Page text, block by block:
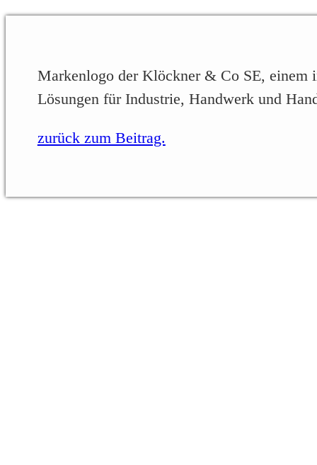
Markenlogo der Klöckner & Co SE,
Lösungen für Industrie, Handwerk und
zurück zum Beitrag.